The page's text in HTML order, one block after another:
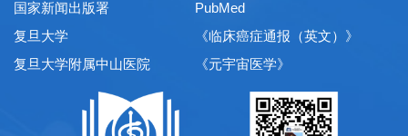
国家新闻出版署
PubMed
复旦大学
《临床癌症通报（英文）》
复旦大学附属中山医院
《元宇宙医学》